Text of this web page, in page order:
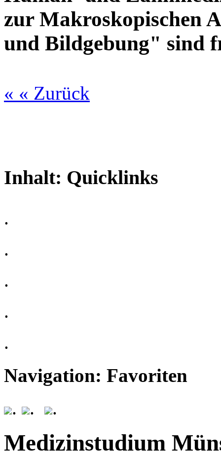
zur Makroskopischen
und Bildgebung" sind
« « Zurück
Inhalt: Quicklinks
.
.
.
.
.
Navigation: Favoriten
.
. .
Medizinstudium